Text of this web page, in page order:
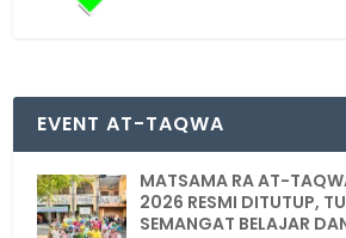
EVENT AT-TAQWA
MATSAMA RA AT-
2026 RESMI DITUTUP,
SEMANGAT BELAJAR